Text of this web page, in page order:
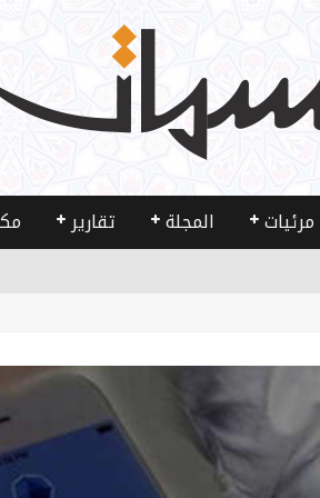
مرئيات المجلة تقارير